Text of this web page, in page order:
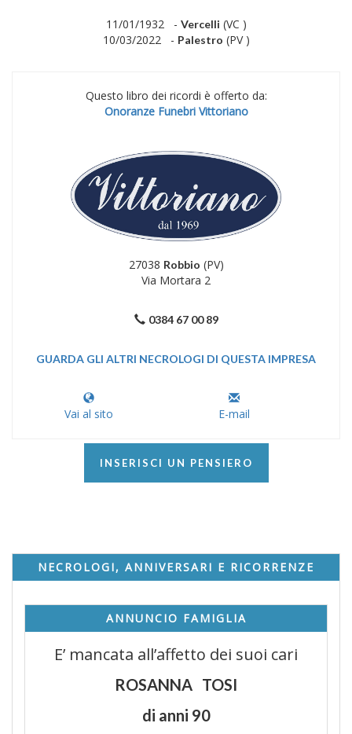
11/01/1932 - Vercelli (VC )
10/03/2022 - Palestro (PV )
Questo libro dei ricordi è offerto da:
Onoranze Funebri Vittoriano
27038 Robbio (PV)
Via Mortara 2
0384 67 00 89
GUARDA GLI ALTRI NECROLOGI DI QUESTA IMPRESA
Vai al sito E-mail
INSERISCI UN PENSIERO
NECROLOGI, ANNIVERSARI E RICORRENZE
ANNUNCIO FAMIGLIA
E’ mancata all’affetto dei suoi cari
ROSANNA TOSI
di anni 90